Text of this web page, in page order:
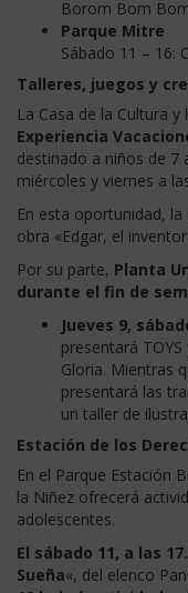
Borom Bom
Parque Mitre
Sábado 11 – 16:
Talleres, juegos y
La Casa de la Cultura
Experiencia
destinado a niños de 7
miércoles y viernes a
En esta oportunidad,
obra «Edgar, el
Por su parte, Planta
durante el fin de
Jueves 9,
presentará
Gloria. Mientras
presentará las
un taller de
Estación de los
En el Parque Estación
la Niñez ofrecerá
adolescentes.
El sábado 11, a las
Sueña«, del elenco